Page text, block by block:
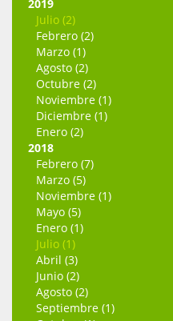
2019
Julio (2)
Febrero (2)
Marzo (1)
Agosto (2)
Octubre (2)
Noviembre (1)
Diciembre (1)
Enero (2)
2018
Febrero (7)
Marzo (5)
Noviembre (1)
Mayo (5)
Enero (1)
Julio (1)
Abril (3)
Junio (2)
Agosto (2)
Septiembre (1)